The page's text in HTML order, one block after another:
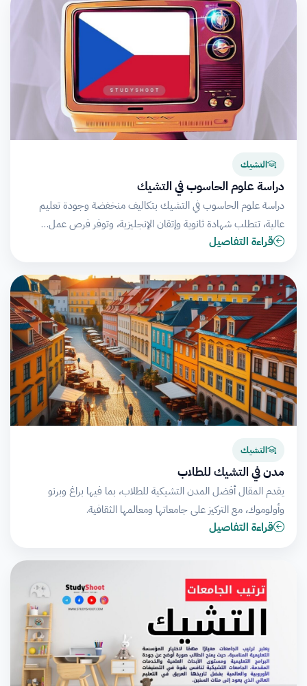
التشيك
دراسة علوم الحاسوب في التشيك
دراسة علوم الحاسوب في التشيك بتكاليف منخفضة وجودة تعليم
عالية، تتطلب شهادة ثانوية وإتقان الإنجليزية، وتوفر فرص عمل…
قراءة التفاصيل
التشيك
مدن في التشيك للطلاب
يقدم المقال أفضل المدن التشيكية للطلاب، بما فيها براغ وبرنو
وأولوموك، مع التركيز على جامعاتها ومعالمها الثقافية.
قراءة التفاصيل